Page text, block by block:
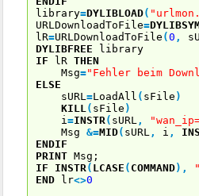
library=DYLIBLOAD(
URLDownloadToFile=
lR=URLDownloadToFile (0 ,
DYLIBFREE library
IF lR THEN
Msg="Fehler beim
ELSE
sURL =LoadAll ( sFile )
KILL ( sFile )
i =INSTR ( sURL ,
Msg &=MID( sURL , i ,
ENDIF
PRINT Msg;
IF
INSTR ( LCASE ( COMMAND) ,
END lr<>0